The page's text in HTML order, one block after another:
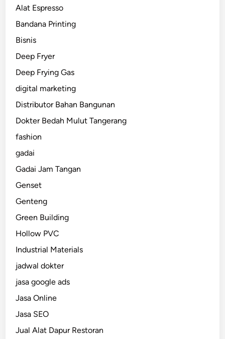
Alat Espresso
Bandana Printing
Bisnis
Deep Fryer
Deep Frying Gas
digital marketing
Distributor Bahan Bangunan
Dokter Bedah Mulut Tangerang
fashion
gadai
Gadai Jam Tangan
Genset
Genteng
Green Building
Hollow PVC
Industrial Materials
jadwal dokter
jasa google ads
Jasa Online
Jasa SEO
Jual Alat Dapur Restoran